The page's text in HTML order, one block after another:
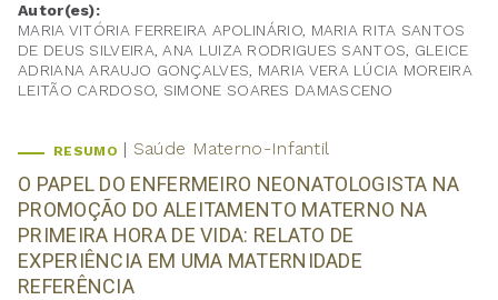
Autor(es):
MARIA VITÓRIA FERREIRA APOLINÁRIO, MARIA RITA SANTOS
DE DEUS SILVEIRA, ANA LUIZA RODRIGUES SANTOS, GLEICE
ADRIANA ARAUJO GONÇALVES, MARIA VERA LÚCIA MOREIRA
LEITÃO CARDOSO, SIMONE SOARES DAMASCENO
RESUMO Saúde Materno-Infantil
O PAPEL DO ENFERMEIRO NEONATOLOGISTA NA
PROMOÇÃO DO ALEITAMENTO MATERNO NA
PRIMEIRA HORA DE VIDA: RELATO DE
EXPERIÊNCIA EM UMA MATERNIDADE
REFERÊNCIA